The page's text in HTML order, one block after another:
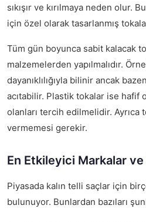
sıkışır ve kırılmaya neden olur.
için özel olarak tasarlanmış
Tüm gün boyunca sabit kalacak
malzemelerden yapılmalıdır.
dayanıklılığıyla bilinir ancak
acıtabilir. Plastik tokalar ise hafif
olanları tercih edilmelidir. Ayrıca
vermemesi gerekir.
En Etkileyici Markalar
Piyasada kalın telli saçlar için
bulunuyor. Bunlardan bazıları